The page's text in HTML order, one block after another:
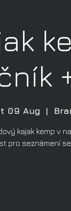
09 Aug
  |
kajak kemp v
pro seznámení